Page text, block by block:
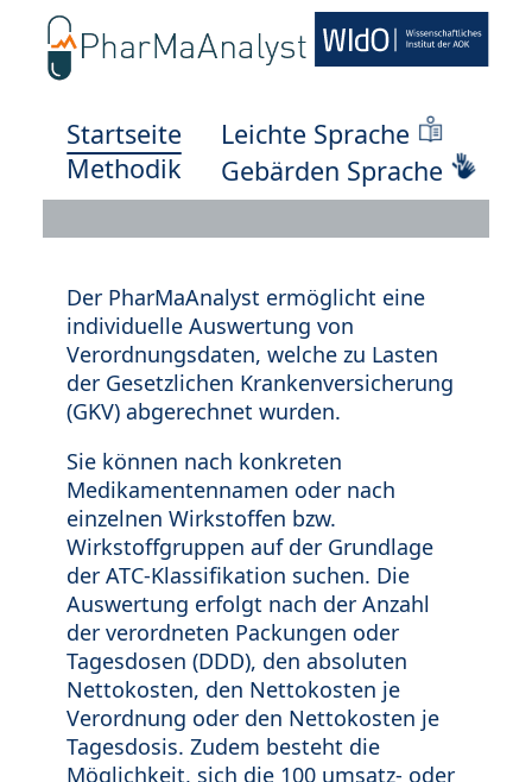
Startseite
Methodik
Leichte Sprache
Gebärden Sprache
Der PharMaAnalyst ermöglicht eine
individuelle Auswertung von
Verordnungsdaten, welche zu Lasten
der Gesetzlichen Krankenversicherung
(GKV) abgerechnet wurden.
Sie können nach konkreten
Medikamentennamen oder nach
einzelnen Wirkstoffen bzw.
Wirkstoffgruppen auf der Grundlage
der ATC-Klassifikation suchen. Die
Auswertung erfolgt nach der Anzahl
der verordneten Packungen oder
Tagesdosen (DDD), den absoluten
Nettokosten, den Nettokosten je
Verordnung oder den Nettokosten je
Tagesdosis. Zudem besteht die
Möglichkeit, sich die 100 umsatz- oder